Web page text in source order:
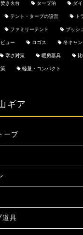
き火台 タープ泊 ダ
テント・タープの設営 ト
ファミリーテント ブッシ
ビュー ロゴス 冬キャ
寒さ対策 暖房器具
軽量・コンパクト
ギア
ーブ
道具